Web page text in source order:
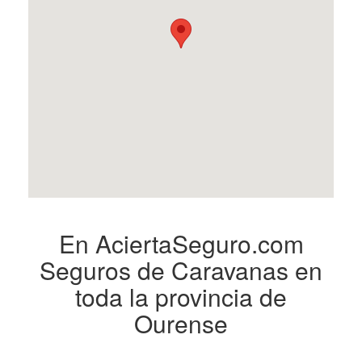
En AciertaSeguro.com
Seguros de Caravanas en
toda la provincia de
Ourense